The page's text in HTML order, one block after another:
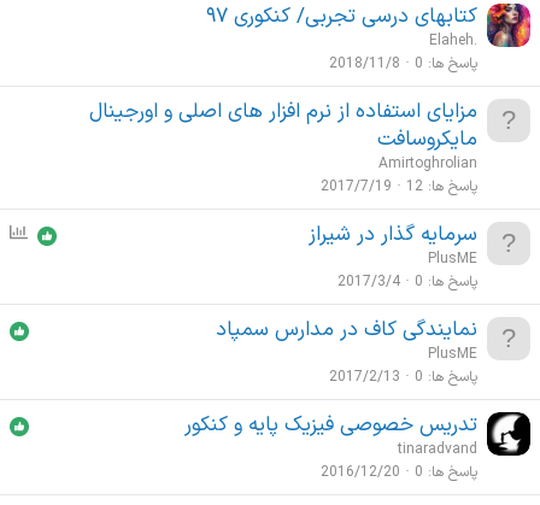
کتابهای درسی تجربی/ کنکوری ۹۷
Elaheh.
پاسخ ها 0
2018/11/8
مزایای استفاده از نرم افزار های اصلی و اورجینال
مایکروسافت
Amirtoghrolian
پاسخ ها 12
2017/7/19
ن
ن
سرمایه گذار در شیراز
PlusME
پاسخ ها 0
2017/3/4
نمایندگی کاف در مدارس سمپاد
PlusME
پاسخ ها 0
2017/2/13
تدریس خصوصی فیزیک پایه و کنکور
tinaradvand
پاسخ ها 0
2016/12/20